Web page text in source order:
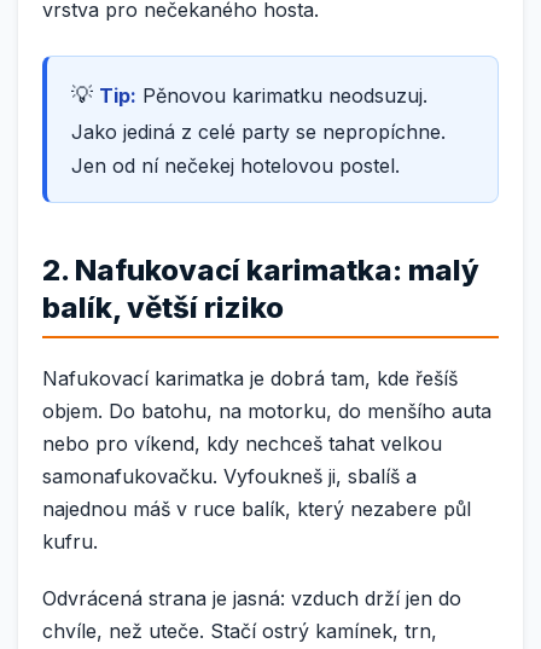
vrstva pro nečekaného hosta.
Tip: Pěnovou karimatku neodsuzuj.
Jako jediná z celé party se nepropíchne.
Jen od ní nečekej hotelovou postel.
2. Nafukovací karimatka: malý
balík, větší riziko
Nafukovací karimatka je dobrá tam, kde řešíš
objem. Do batohu, na motorku, do menšího auta
nebo pro víkend, kdy nechceš tahat velkou
samonafukovačku. Vyfoukneš ji, sbalíš a
najednou máš v ruce balík, který nezabere půl
kufru.
Odvrácená strana je jasná: vzduch drží jen do
chvíle, než uteče. Stačí ostrý kamínek, trn,